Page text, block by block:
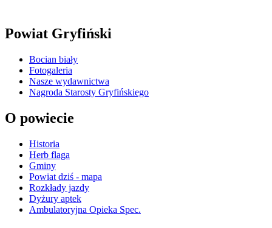
Powiat Gryfiński
Bocian biały
Fotogaleria
Nasze wydawnictwa
Nagroda Starosty Gryfińskiego
O powiecie
Historia
Herb flaga
Gminy
Powiat dziś - mapa
Rozkłady jazdy
Dyżury aptek
Ambulatoryjna Opieka Spec.